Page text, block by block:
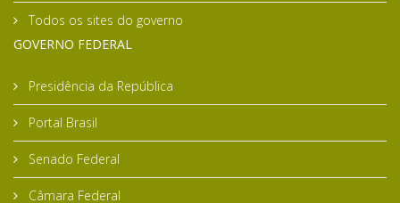
Todos os sites do governo
GOVERNO FEDERAL
Presidência da República
Portal Brasil
Senado Federal
Câmara Federal